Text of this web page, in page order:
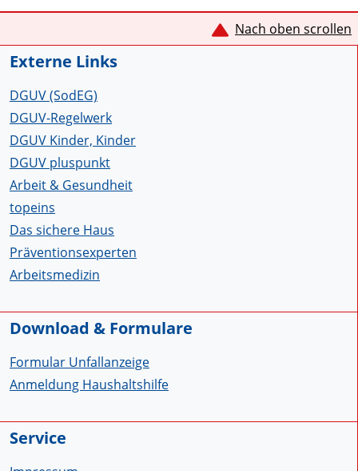
Service Informationen Nach oben scrollen
Externe Links
DGUV (SodEG)
DGUV-Regelwerk
DGUV Kinder, Kinder
DGUV pluspunkt
Arbeit & Gesundheit
topeins
Das sichere Haus
Präventionsexperten
Arbeitsmedizin
Download & Formulare
Formular Unfallanzeige
Anmeldung Haushaltshilfe
Service